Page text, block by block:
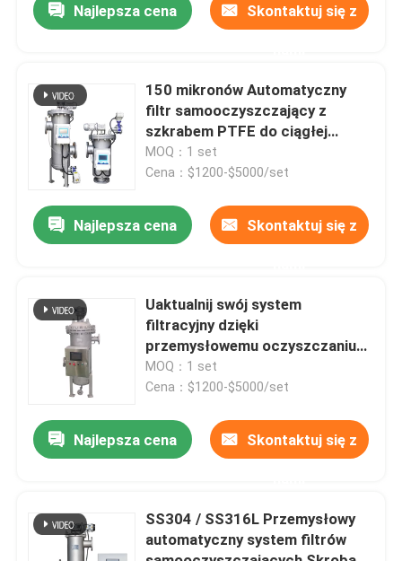
Produkty
wideo
O nas
Kontrola jakości
Skontaktuj się z nami
Poprosić o wycenę
Przemysłowy filtr Hepa
Najlepsza cena Skontaktuj się z
150 mikronów Automatyczny
filtr samooczyszczający z
szkrabem PTFE do ciągłej
filtracji
MOQ：1 set
Cena：$1200-$5000/set
Najlepsza cena Skontaktuj się z
Uaktualnij swój system
filtracyjny dzięki
przemysłowemu oczyszczaniu
wody 4" automatyczny filtr
samooczyszczający
MOQ：1 set
Cena：$1200-$5000/set
Najlepsza cena Skontaktuj się z
SS304 / SS316L Przemysłowy
automatyczny system filtrów